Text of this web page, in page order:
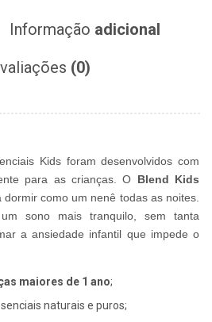
Informação adicional
(0)
Kids foram desenvolvidos com
para as crianças. O Blend Kids
dormir como um nenê todas as noites.
sono mais tranquilo, sem tanta
a ansiedade infantil que impede o
maiores de 1 ano;
naturais e puros;